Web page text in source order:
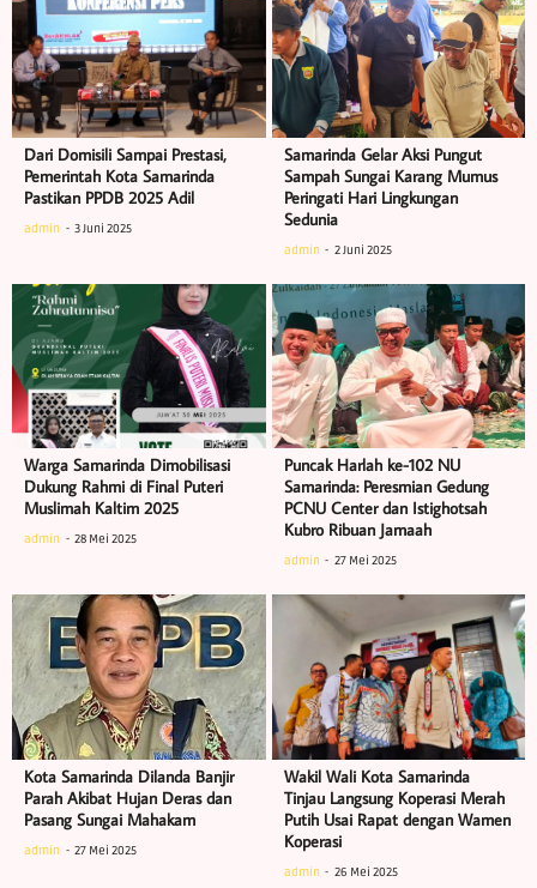
Dari Domisili Sampai Prestasi,
Pemerintah Kota Samarinda
Pastikan PPDB 2025 Adil
admin 3 Juni 2025
Samarinda Gelar Aksi Pungut
Sampah Sungai Karang Mumus
Peringati Hari Lingkungan
Sedunia
admin 2 Juni 2025
Warga Samarinda Dimobilisasi
Dukung Rahmi di Final Puteri
Muslimah Kaltim 2025
admin 28 Mei 2025
Puncak Harlah ke-102 NU
Samarinda: Peresmian Gedung
PCNU Center dan Istighotsah
Kubro Ribuan Jamaah
admin 27 Mei 2025
Kota Samarinda Dilanda Banjir
Parah Akibat Hujan Deras dan
Pasang Sungai Mahakam
admin 27 Mei 2025
Wakil Wali Kota Samarinda
Tinjau Langsung Koperasi Merah
Putih Usai Rapat dengan Wamen
Koperasi
admin 26 Mei 2025